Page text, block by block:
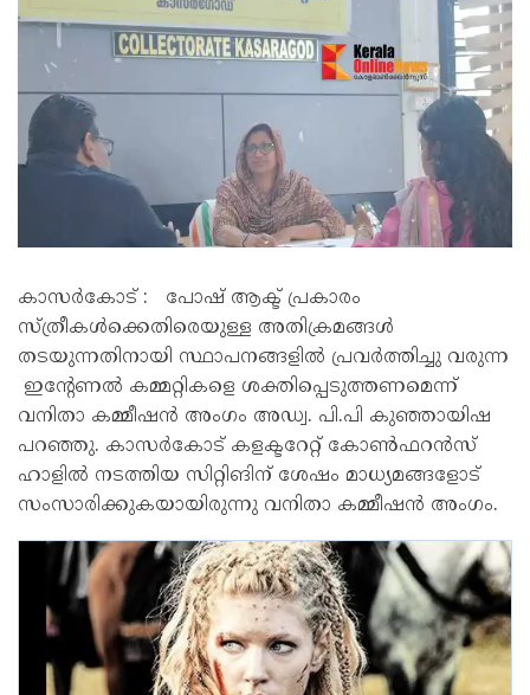
കാസർകോട് : പോഷ് ആക്ട് പ്രകാരം
സ്ത്രീകൾക്കെതിരെയുള്ള അതിക്രമങ്ങൾ
തടയുന്നതിനായി സ്ഥാപനങ്ങളിൽ പ്രവർത്തിച്ചു വരുന്ന
ഇന്റേണൽ കമ്മറ്റികളെ ശക്തിപ്പെടുത്തണമെന്ന്
വനിതാ കമ്മീഷൻ അംഗം അഡ്വ. പി.പി കുഞ്ഞായിഷ
പറഞ്ഞു. കാസർകോട് കളക്ടറേറ്റ് കോൺഫറൻസ്
ഹാളിൽ നടത്തിയ സിറ്റിങിന് ശേഷം മാധ്യമങ്ങളോട്
സംസാരിക്കുകയായിരുന്നു വനിതാ കമ്മീഷൻ അംഗം.